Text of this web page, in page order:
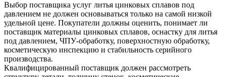
Выбор поставщика услуг литья цинковых сплавов под
давлением не должен основываться только на самой низкой
удельной цене. Покупатели должны оценить, понимает ли
поставщик материалы цинковых сплавов, оснастку для литья
под давлением, ЧПУ-обработку, поверхностную обработку,
косметическую инспекцию и стабильность серийного
производства.
Квалифицированный поставщик должен рассмотреть